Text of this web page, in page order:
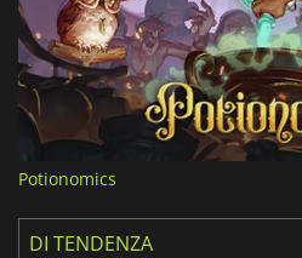
Potionomics
DI TENDENZA